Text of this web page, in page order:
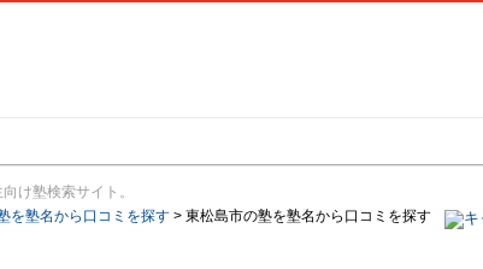
け塾検索サイト。
を塾名から口コミを探す > 東松島市の塾を塾名から口コミを探す